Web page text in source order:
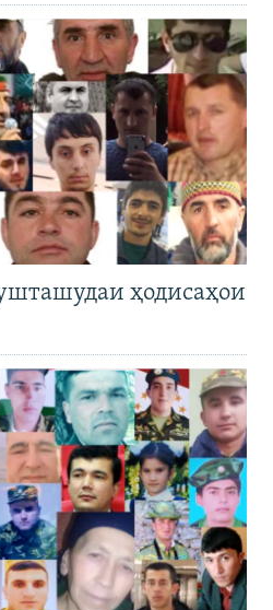
ҳодисаҳои